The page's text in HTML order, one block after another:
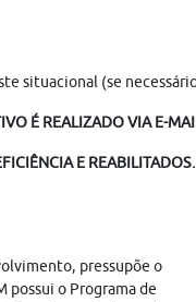
situacional (se
É REALIZADO VIA E-
E REABILITADOS.
pressupõe o
possui o Programa de